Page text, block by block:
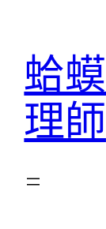
蛤
理師